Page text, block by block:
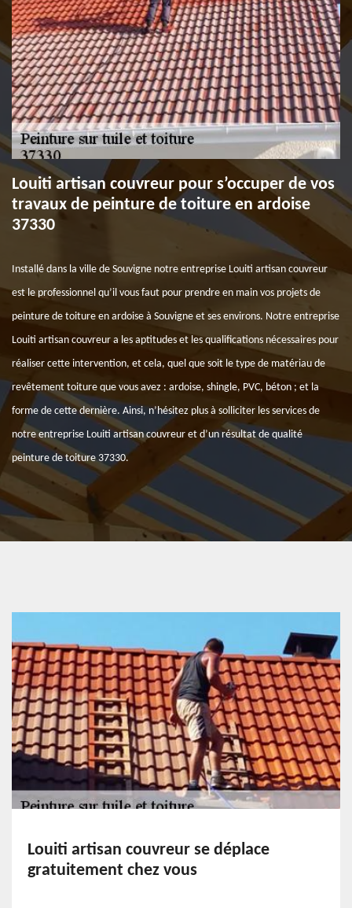
Louiti artisan couvreur pour s’occuper de vos
travaux de peinture de toiture en ardoise
37330
Installé dans la ville de Souvigne notre entreprise Louiti artisan couvreur
est le professionnel qu’il vous faut pour prendre en main vos projets de
peinture de toiture en ardoise à Souvigne et ses environs. Notre entreprise
Louiti artisan couvreur a les aptitudes et les qualifications nécessaires pour
réaliser cette intervention, et cela, quel que soit le type de matériau de
revêtement toiture que vous avez : ardoise, shingle, PVC, béton ; et la
forme de cette dernière. Ainsi, n’hésitez plus à solliciter les services de
notre entreprise Louiti artisan couvreur et d’un résultat de qualité
peinture de toiture 37330.
Louiti artisan couvreur se déplace
gratuitement chez vous